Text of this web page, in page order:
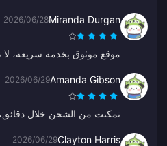
Miranda Durgan
2026/06/28
موقع موثوق بخدمة سريعة، لا
Amanda Gibson
2026/06/29
تمكنت من الشحن خلال
Clayton Harris
2026/06/29